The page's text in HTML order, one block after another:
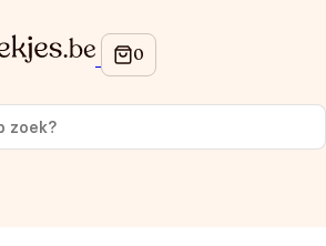
van onze acties?
nieuwsbrief en ontvang